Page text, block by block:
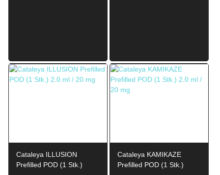
Cataleya ILLUSION
Prefilled POD (1 Stk.)
Cataleya KAMIKAZE
Prefilled POD (1 Stk.)